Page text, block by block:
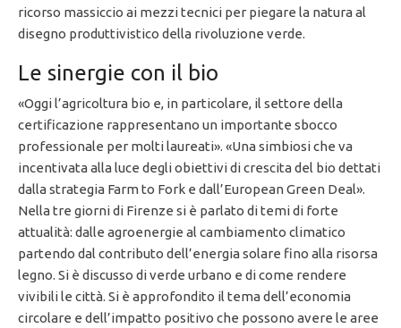
ricorso massiccio ai mezzi tecnici per piegare la natura al
disegno produttivistico della rivoluzione verde.
Le sinergie con il bio
«Oggi l’agricoltura bio e, in particolare, il settore della
certificazione rappresentano un importante sbocco
professionale per molti laureati». «Una simbiosi che va
incentivata alla luce degli obiettivi di crescita del bio dettati
dalla strategia Farm to Fork e dall’European Green Deal».
Nella tre giorni di Firenze si è parlato di temi di forte
attualità: dalle agroenergie al cambiamento climatico
partendo dal contributo dell’energia solare fino alla risorsa
legno. Si è discusso di verde urbano e di come rendere
vivibili le città. Si è approfondito il tema dell’economia
circolare e dell’impatto positivo che possono avere le aree